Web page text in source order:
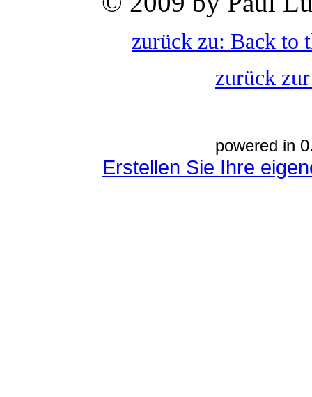
zurück zu: Back to
zurück
powered in
Erstellen Sie Ihre